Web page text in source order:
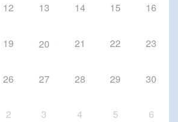
12 13 14 15 16
19 20 21 22 23
26 27 28 29 30
2 3 4 5 6